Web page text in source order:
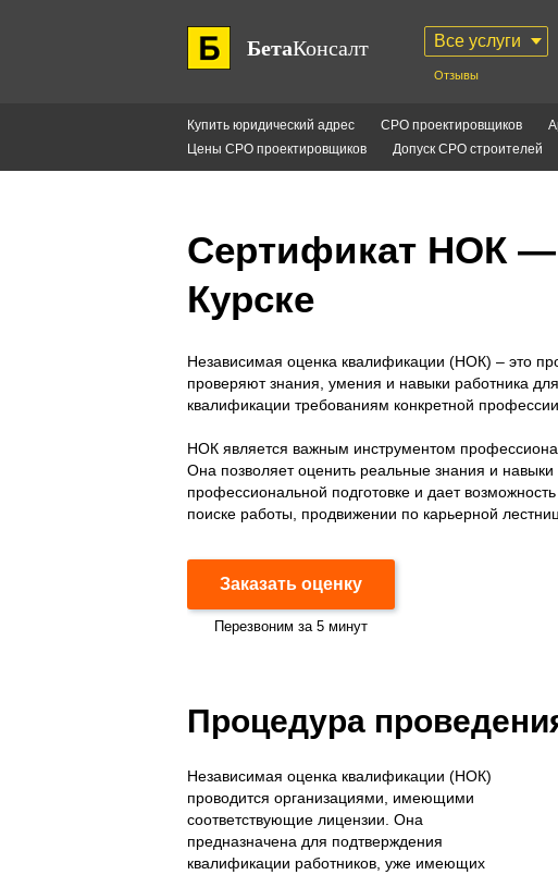
БетаКонсалт Все услуги
Отзывы
Купить юридический адрес СРО проектировщиков
Цены СРО проектировщиков
Допуск СРО строителей
Сертификат НОК —
Курске
Независимая оценка квалификации (НОК) – это
проверяют знания, умения и навыки работника
квалификации требованиям конкретной профессии.
НОК является важным инструментом
Она позволяет оценить реальные знания и
профессиональной подготовке и дает
поиске работы, продвижении по карьерной
Заказать оценку
Перезвоним за 5 минут
Процедура
Независимая оценка квалификации (НОК)
проводится организациями, имеющими
соответствующие лицензии. Она
предназначена для подтверждения
квалификации работников, уже имеющих